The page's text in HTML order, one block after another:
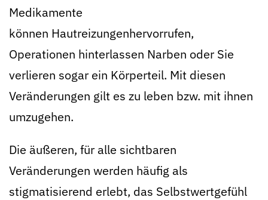
Medikamente
können Hautreizungenhervorrufen,
Operationen hinterlassen Narben oder Sie
verlieren sogar ein Körperteil. Mit diesen
Veränderungen gilt es zu leben bzw. mit ihnen
umzugehen.
Die äußeren, für alle sichtbaren
Veränderungen werden häufig als
stigmatisierend erlebt, das Selbstwertgefühl